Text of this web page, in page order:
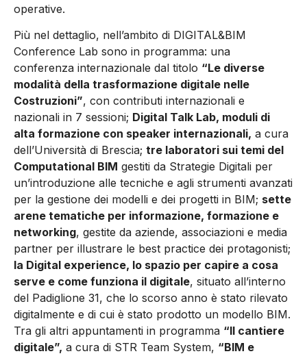
operative.
Più nel dettaglio, nell’ambito di DIGITAL&BIM
Conference Lab sono in programma: una
conferenza internazionale dal titolo “Le diverse
modalità della trasformazione digitale nelle
Costruzioni”, con contributi internazionali e
nazionali in 7 sessioni; Digital Talk Lab, moduli di
alta formazione con speaker internazionali, a cura
dell’Università di Brescia; tre laboratori sui temi del
Computational BIM gestiti da Strategie Digitali per
un’introduzione alle tecniche e agli strumenti avanzati
per la gestione dei modelli e dei progetti in BIM; sette
arene tematiche per informazione, formazione e
networking, gestite da aziende, associazioni e media
partner per illustrare le best practice dei protagonisti;
la Digital experience, lo spazio per capire a cosa
serve e come funziona il digitale, situato all’interno
del Padiglione 31, che lo scorso anno è stato rilevato
digitalmente e di cui è stato prodotto un modello BIM.
Tra gli altri appuntamenti in programma “Il cantiere
digitale”, a cura di STR Team System, “BIM e